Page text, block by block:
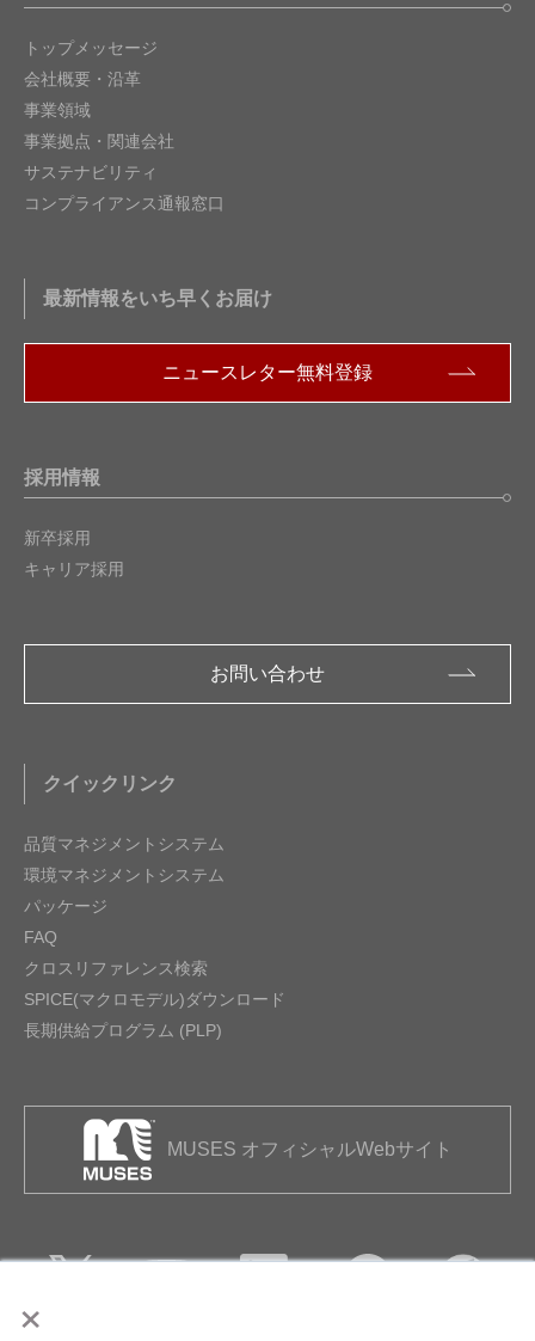
×
トップメッセージ
会社概要・沿革
事業領域
事業拠点・関連会社
サステナビリティ
コンプライアンス通報窓口
最新情報をいち早くお届け
ニュースレター無料登録
採用情報
新卒採用
キャリア採用
お問い合わせ
クイックリンク
品質マネジメントシステム
環境マネジメントシステム
パッケージ
FAQ
クロスリファレンス検索
SPICE(マクロモデル)ダウンロード
長期供給プログラム (PLP)
MUSES オフィシャルWebサイト